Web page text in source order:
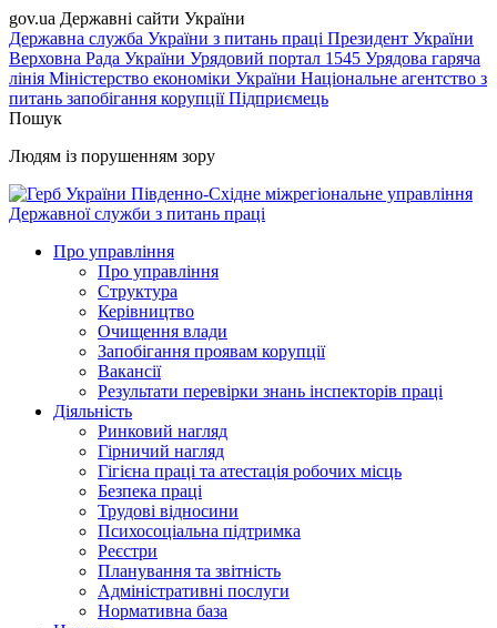
gov.ua Державні сайти України
Державна служба України з питань праці Президент України
Верховна Рада України Урядовий портал 1545 Урядова гаряча
лінія Міністерство економіки України Національне агентство з
питань запобігання корупціїПідприємець
Пошук
Людям із порушенням зору
Південно-Східне міжрегіональне управління
Державної служби з питань праці
Про управління
Про управління
Структура
Керівництво
Очищення влади
Запобігання проявам корупції
Вакансії
Результати перевірки знань інспекторів праці
Діяльність
Ринковий нагляд
Гірничий нагляд
Гігієна праці та атестація робочих місць
Безпека праці
Трудові відносини
Психосоціальна підтримка
Реєстри
Планування та звітність
Адміністративні послуги
Нормативна база